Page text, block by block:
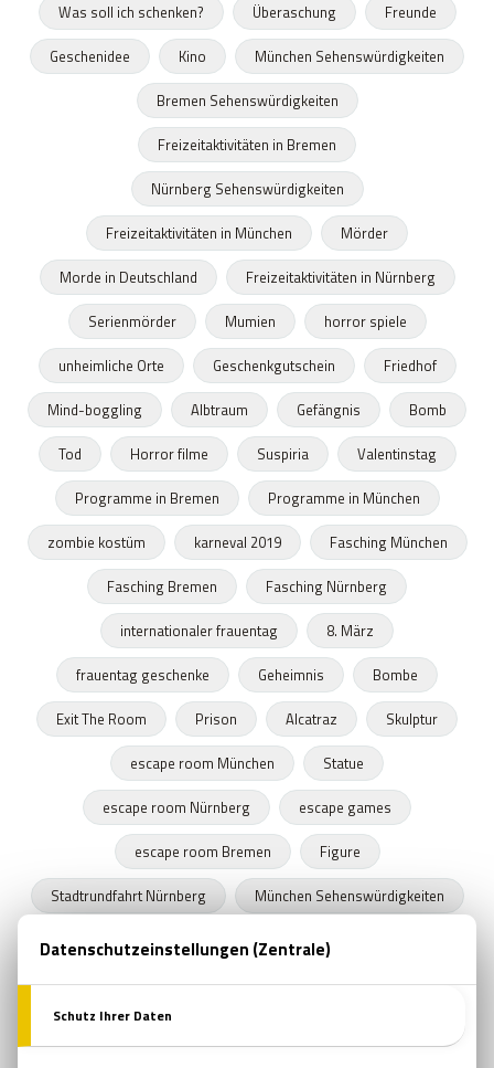
Was soll ich schenken?
Überaschung
Freunde
Geschenidee
Kino
München Sehenswürdigkeiten
Bremen Sehenswürdigkeiten
Freizeitaktivitäten in Bremen
Nürnberg Sehenswürdigkeiten
Freizeitaktivitäten in München
Mörder
Morde in Deutschland
Freizeitaktivitäten in Nürnberg
Serienmörder
Mumien
horror spiele
unheimliche Orte
Geschenkgutschein
Friedhof
Mind-boggling
Albtraum Gefängnis
Bomb
Tod
Horror filme Suspiria
Valentinstag
Programme in Bremen
Programme in München
zombie kostüm
karneval 2019
Fasching München
Fasching Bremen
Fasching Nürnberg
internationaler frauentag
8. März
frauentag geschenke
Geheimnis
Bombe
Exit The Room
Prison Alcatraz
Skulptur
escape room München
Statue
escape room Nürnberg
escape games
escape room Bremen
Figure
Stadtrundfahrt Nürnberg
München Sehenswürdigkeiten
Stadtrundfahrt München
Stadtrundfahrt Bremen
Frühling
Programme in Nürnberg
Zeitkapseln